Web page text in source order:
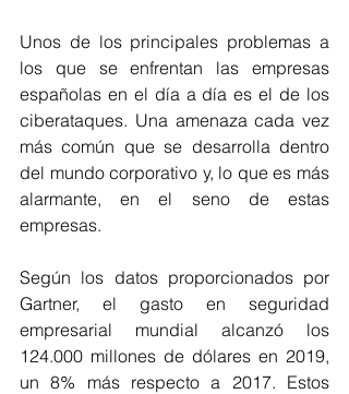
Unos de los principales problemas a
los que se enfrentan las empresas
españolas en el día a día es el de los
ciberataques. Una amenaza cada vez
más común que se desarrolla dentro
del mundo corporativo y, lo que es más
alarmante, en el seno de estas
empresas.
Según los datos proporcionados por
Gartner, el gasto en seguridad
empresarial mundial alcanzó los
124.000 millones de dólares en 2019,
un 8% más respecto a 2017. Estos